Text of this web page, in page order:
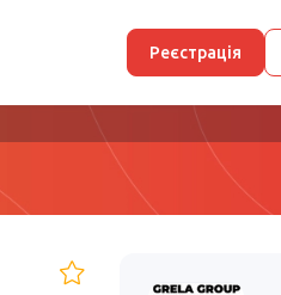
Реєстрація